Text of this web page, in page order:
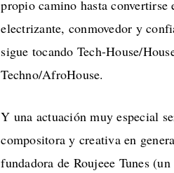
propio camino hasta
electrizante, conmovedor y
sigue tocando Tech-House/
Techno/AfroHouse.
Y una actuación muy especial
compositora y creativa en
fundadora de Roujeee Tunes